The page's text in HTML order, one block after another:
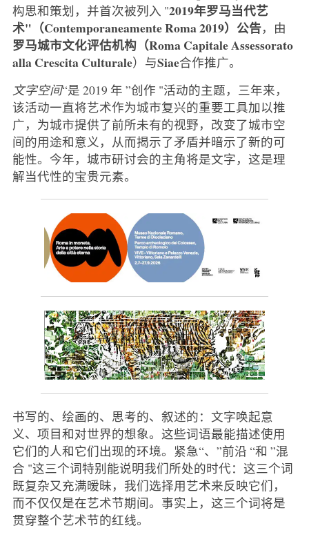
构思和策划，并首次被列入 "2019年罗马当代艺
术"（Contemporaneamente Roma 2019）公告，由
罗马城市文化评估机构（Roma Capitale Assessorato
alla Crescita Culturale）与Siae合作推广。
文字空间“是 2019 年 ”创作 "活动的主题，三年来，
该活动一直将艺术作为城市复兴的重要工具加以推
广，为城市提供了前所未有的视野，改变了城市空
间的用途和意义，从而揭示了矛盾并暗示了新的可
能性。今年，城市研讨会的主角将是文字，这是理
解当代性的宝贵元素。
书写的、绘画的、思考的、叙述的：文字唤起意
义、项目和对世界的想象。这些词语最能描述使用
它们的人和它们出现的环境。紧急“、”前沿 “和 ”混
合 "这三个词特别能说明我们所处的时代：这三个词
既复杂又充满暧昧，我们选择用艺术来反映它们，
而不仅仅是在艺术节期间。事实上，这三个词将是
贯穿整个艺术节的红线。